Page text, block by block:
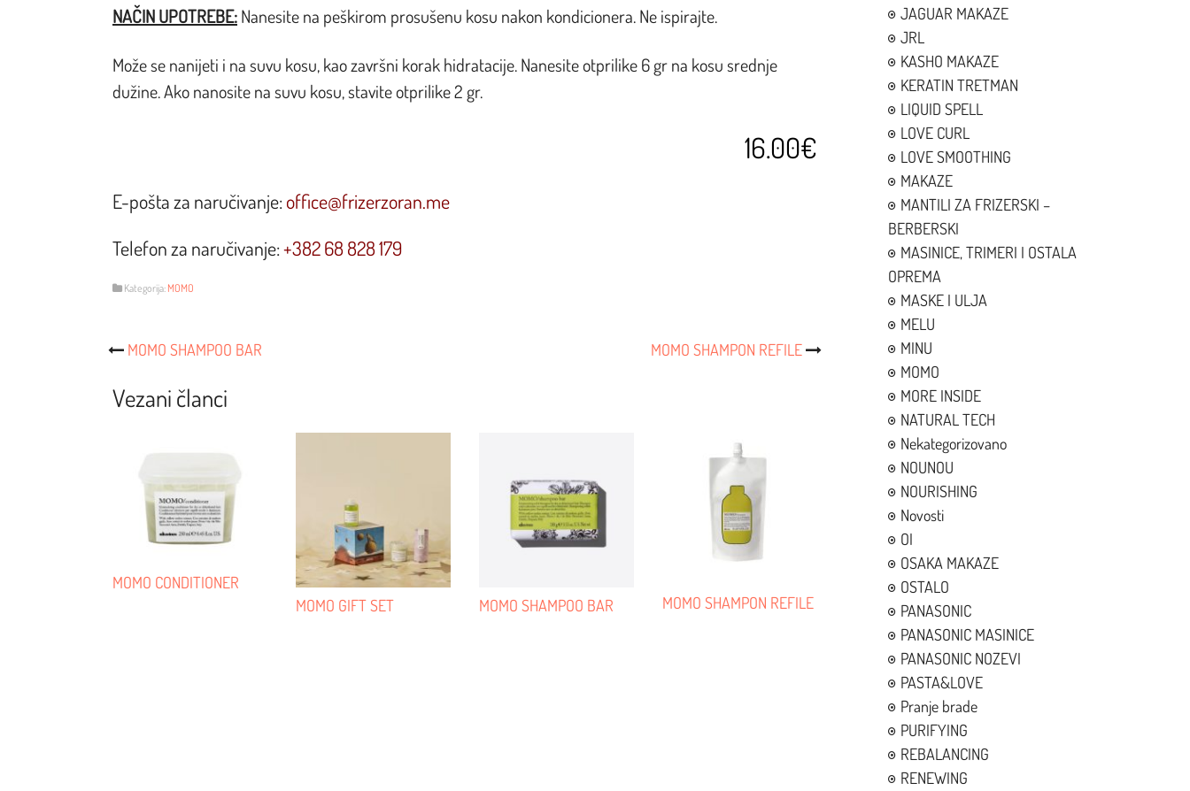
NAČIN UPOTREBE:Nanesite na peškirom prosušenu kosu nakon kondicionera. Ne ispirajte.
Može se nanijeti i na suvu kosu, kao završni korak hidratacije. Nanesite otprilike 6 gr na kosu srednje
dužine. Ako nanosite na suvu kosu, stavite otprilike 2 gr.
16.00€
E-pošta za naručivanje:office@frizerzoran.me
Telefon za naručivanje:+382 68 828 179
Kategorija: MOMO
Post
Navigacija
MOMO SHAMPOO BAR MOMO SHAMPON REFILE
Vezani članci
MOMO CONDITIONER
MOMO GIFT SET
MOMO SHAMPOO BAR MOMO SHAMPON REFILE
JAGUAR MAKAZE
JRL
KASHO MAKAZE
KERATIN TRETMAN
LIQUID SPELL
LOVE CURL
LOVE SMOOTHING
MAKAZE
MANTILI ZA FRIZERSKI –
BERBERSKI
MASINICE, TRIMERI I OSTALA
OPREMA
MASKE I ULJA
MELU
MINU
MOMO
MORE INSIDE
NATURAL TECH
Nekategorizovano
NOUNOU
NOURISHING
Novosti
OI
OSAKA MAKAZE
OSTALO
PANASONIC
PANASONIC MASINICE
PANASONIC NOZEVI
PASTA&LOVE
Pranje brade
PURIFYING
REBALANCING
RENEWING